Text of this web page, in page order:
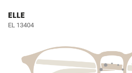
ELLE
EL 13404